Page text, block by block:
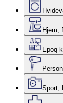
Hjem,
Epoq
Sport,